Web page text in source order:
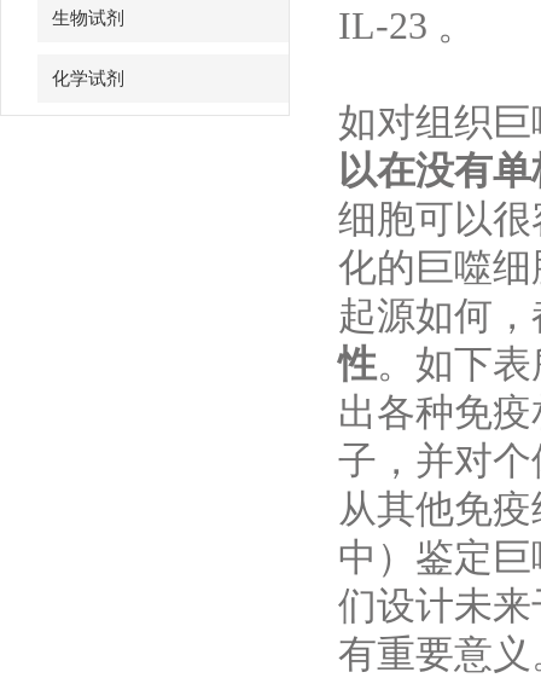
生物试剂
化学试剂
IL-23 。
如对组织
以在没有
细胞可以
化的巨噬
起源如何
性。如下
出各种免
子，并对
从其他免
中）鉴定
们设计未
有重要意义